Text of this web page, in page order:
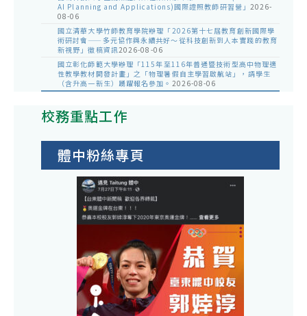
AI Planning and Applications)國際證照教師研習營」 2026-
08-06
國立清華大學竹師教育學院辦理「2026第十七屆教育創新國際學
術研討會——多元協作與永續共好～從科技創新到人本實踐的教育
新視野」徵稿資訊2026-08-06
國立彰化師範大學辦理「115年至116年普通暨技術型高中物理適
性教學教材開發計畫」之「物理暑假自主學習啟航站」，請學生
（含升高一新生）踴躍報名參加。 2026-08-06
校務重點工作
體中粉絲專頁